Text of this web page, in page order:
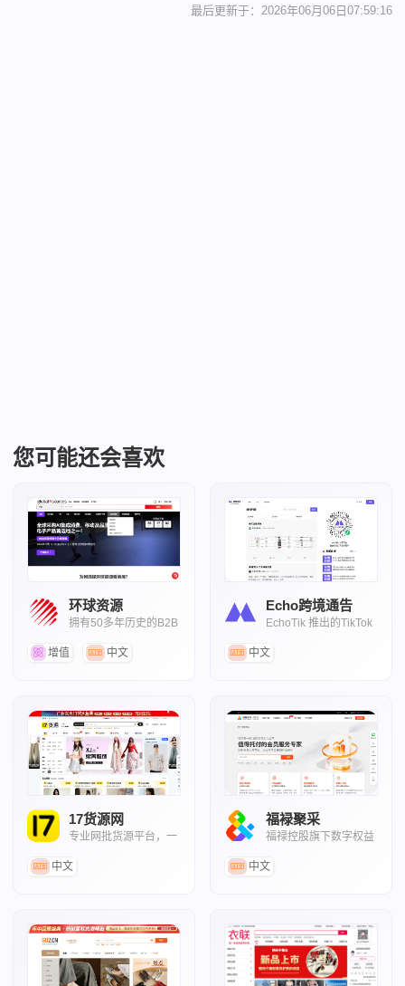
最后更新于：2026年06月06日07:59:16
您可能还会喜欢
环球资源
拥有50多年历史的B2B
增值
中文
Echo跨境通告
EchoTik 推出的TikTok
中文
17货源网
专业网批货源平台，一
中文
福䘵聚采
福禄控股旗下数字权益
中文